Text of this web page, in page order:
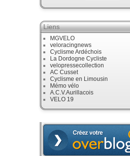
Liens
MGVELO
veloracingnews
Cyclisme Ardéchois
La Dordogne Cycliste
velopressecollection
AC Cusset
Cyclisme en Limousin
Mémo vélo
A.C.V.Aurillacois
VELO 19